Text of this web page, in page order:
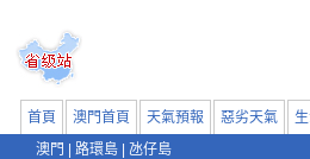
首頁 澳門首頁 天氣預報 惡劣天氣
澳門
路環島 氹仔島